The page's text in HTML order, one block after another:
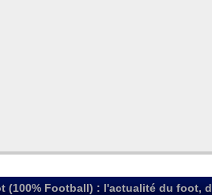
(100% Football) : l'actualité du foot,